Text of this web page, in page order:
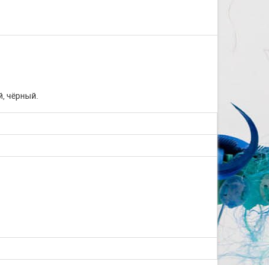
шапочек для плавания
чёрный.